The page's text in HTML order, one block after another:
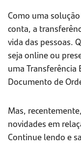
Como uma
conta, a
vida das pessoas.
seja online ou
uma Transferência
Documento de
Mas,
novidades em
Continue lendo e